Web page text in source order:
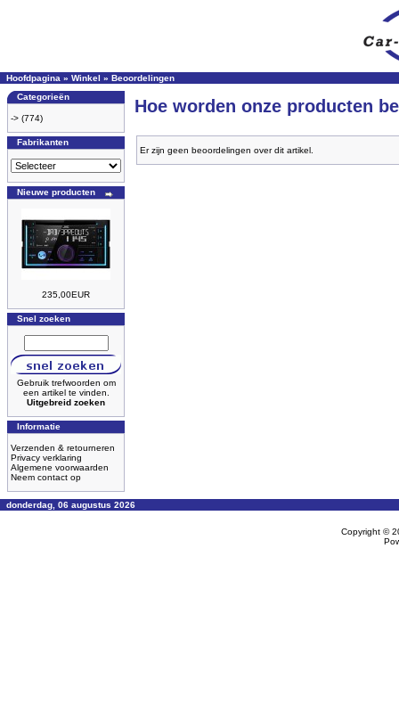
Hoofdpagina » Winkel » Beoordelingen
Categorieën
-> (774)
Fabrikanten
Nieuwe producten
235,00EUR
Snel zoeken
Gebruik trefwoorden om
een artikel te vinden.
Uitgebreid zoeken
Informatie
Verzenden & retourneren
Privacy verklaring
Algemene voorwaarden
Neem contact op
Hoe worden onze producten
Er zijn geen beoordelingen over dit artikel.
donderdag, 06 augustus 2026
Copyright ©